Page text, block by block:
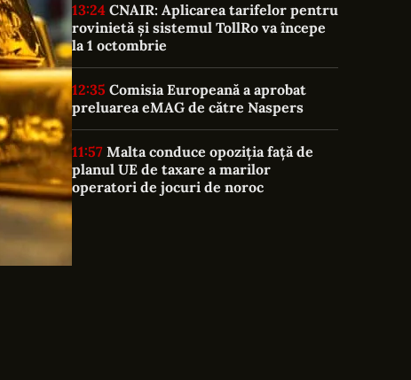
13:24
rovinietă și sistemul TollRo va începe
la 1 octombrie
12:35
preluarea eMAG de către Naspers
11:57
planul UE de taxare a marilor
operatori de jocuri de noroc